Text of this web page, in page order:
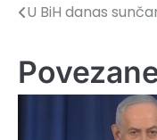
Navigacija
U BiH danas